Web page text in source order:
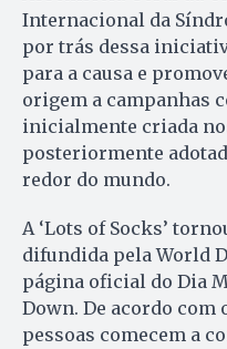
Internacional da
por trás dessa
para a causa e
origem a campanhas
inicialmente criada
posteriormente
redor do mundo.
A ‘Lots of Socks’
difundida pela World
página oficial do Dia
Down. De acordo com
pessoas comecem a